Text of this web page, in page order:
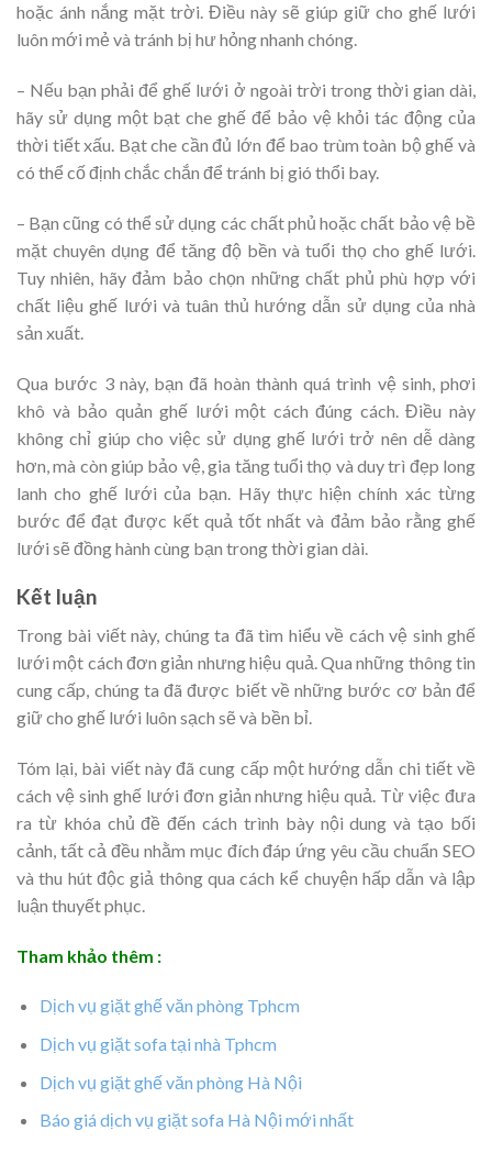
hoặc ánh nắng mặt trời. Điều này sẽ giúp giữ cho ghế lưới
luôn mới mẻ và tránh bị hư hỏng nhanh chóng.
– Nếu bạn phải để ghế lưới ở ngoài trời trong thời gian dài,
hãy sử dụng một bạt che ghế để bảo vệ khỏi tác động của
thời tiết xấu. Bạt che cần đủ lớn để bao trùm toàn bộ ghế và
có thể cố định chắc chắn để tránh bị gió thổi bay.
– Bạn cũng có thể sử dụng các chất phủ hoặc chất bảo vệ bề
mặt chuyên dụng để tăng độ bền và tuổi thọ cho ghế lưới.
Tuy nhiên, hãy đảm bảo chọn những chất phủ phù hợp với
chất liệu ghế lưới và tuân thủ hướng dẫn sử dụng của nhà
sản xuất.
Qua bước 3 này, bạn đã hoàn thành quá trình vệ sinh, phơi
khô và bảo quản ghế lưới một cách đúng cách. Điều này
không chỉ giúp cho việc sử dụng ghế lưới trở nên dễ dàng
hơn, mà còn giúp bảo vệ, gia tăng tuổi thọ và duy trì đẹp long
lanh cho ghế lưới của bạn. Hãy thực hiện chính xác từng
bước để đạt được kết quả tốt nhất và đảm bảo rằng ghế
lưới sẽ đồng hành cùng bạn trong thời gian dài.
Kết luận
Trong bài viết này, chúng ta đã tìm hiểu về cách vệ sinh ghế
lưới một cách đơn giản nhưng hiệu quả. Qua những thông tin
cung cấp, chúng ta đã được biết về những bước cơ bản để
giữ cho ghế lưới luôn sạch sẽ và bền bỉ.
Tóm lại, bài viết này đã cung cấp một hướng dẫn chi tiết về
cách vệ sinh ghế lưới đơn giản nhưng hiệu quả. Từ việc đưa
ra từ khóa chủ đề đến cách trình bày nội dung và tạo bối
cảnh, tất cả đều nhằm mục đích đáp ứng yêu cầu chuẩn SEO
và thu hút độc giả thông qua cách kể chuyện hấp dẫn và lập
luận thuyết phục.
Tham khảo thêm :
Dịch vụ giặt ghế văn phòng Tphcm
Dịch vụ giặt sofa tại nhà Tphcm
Dịch vụ giặt ghế văn phòng Hà Nội
Báo giá dịch vụ giặt sofa Hà Nội mới nhất